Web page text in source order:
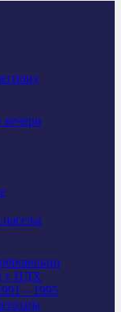
насеља
у НДХ
– 1995